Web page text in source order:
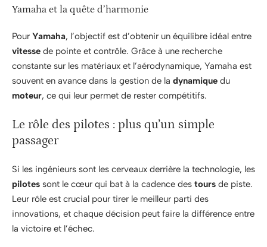
Yamaha et la quête d’harmonie
Pour Yamaha, l’objectif est d’obtenir un équilibre idéal entre
vitesse de pointe et contrôle. Grâce à une recherche
constante sur les matériaux et l’aérodynamique, Yamaha est
souvent en avance dans la gestion de la dynamique du
moteur, ce qui leur permet de rester compétitifs.
Le rôle des pilotes : plus qu’un simple
passager
Si les ingénieurs sont les cerveaux derrière la technologie, les
pilotes sont le cœur qui bat à la cadence des tours de piste.
Leur rôle est crucial pour tirer le meilleur parti des
innovations, et chaque décision peut faire la différence entre
la victoire et l’échec.